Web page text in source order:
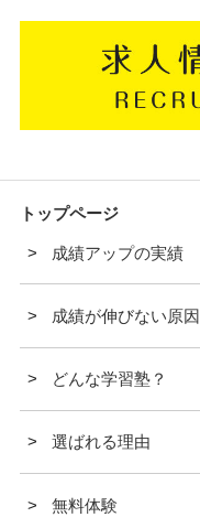
トップページ
成績アップの実績
成績が伸びない原因
どんな学習塾？
選ばれる理由
無料体験